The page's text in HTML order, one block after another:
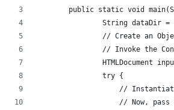
public static void
String dataDir
// Create an
// Invoke the
HTMLDocument
		try {
//
// Now,